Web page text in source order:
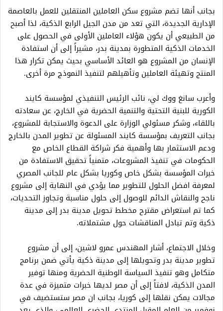
بجانب أنها تضم مشروع سكن العاملين المنتقلين للعمل بالعاصمة
الإدارية الجديدة، التي تعد من مدن الجيل الرابع الذكية، لذا أصبح
من الطبيعي أن يكون هؤلاء العاملين الأولى في الحصول على
الخدمات الذكية المتطورة بمدينة بدر، مشيراً إلى أن استفادة
الإنسان من المشروع هو العائد الأساسي بحيث يمكن تكرار هذا
المنتج وتهيئة العاملين وتأهيلهم لتنفيذ النموذج مرة أخرى.
وأعرب سانغ ووك لي، نائب الرئيس التنفيذي لمؤسسة كايند
الكورية للبنية التحتية والتنمية الحضرية في الخارج، عن سعادته
باللقاء، وشكر مسئولي الوزارة على الدعوة والاستجابة للمشروع،
بجانب التعريف بمؤسسة كايند المسئولة عن تطوير المدن بالخارج
ودعم الاستثمار بها وأهمية فكر شراكة القطاع الخاص مع
الحكومات في تنفيذ المشروعات، متمنياً تحقيق الاستفادة من
خبرات المؤسسة بشكل خاص وكوريا بشكل عام للجانب المصري
لمعرفة افضل الحلول للتطوير مما يؤدي في النهاية إلى مشروع
ناجح والنقاش الدائم للوصول إلى حلول مناسبة وتجاوز التحديات،
كما تم استعراض مقترح مخطط تحويل مدينة بدر إلى مدينة
ذكية وتم تبادل المناقشات حول مشتملاته.
وخلال الاجتماع، أشار المهندس عمرو لاشين، إلى أن مشروع
تطوير مدينة بدر وتحويلها إلى مدينة ذكية يأتي ضمن برنامج
متكامل وهو تنفيذ السياسة الوطنية الحضرية ومنها توفير
المدن الذكية، لافتاً إلى أن مصر لديها خبرات متميزة في عدة
مجالات يمكن نقلها إلى كوريا، بجانب ان مصر ستستضيف في